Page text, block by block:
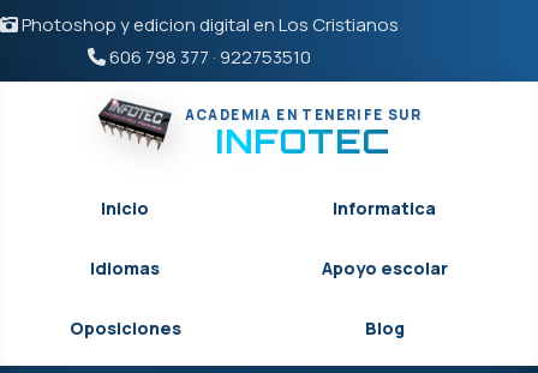
Photoshop y edicion digital en Los Cristianos
606 798 377 · 922753510
ACADEMIA EN TENERIFE SUR
INFOTEC
Inicio Informatica
Idiomas Apoyo escolar
Oposiciones Blog